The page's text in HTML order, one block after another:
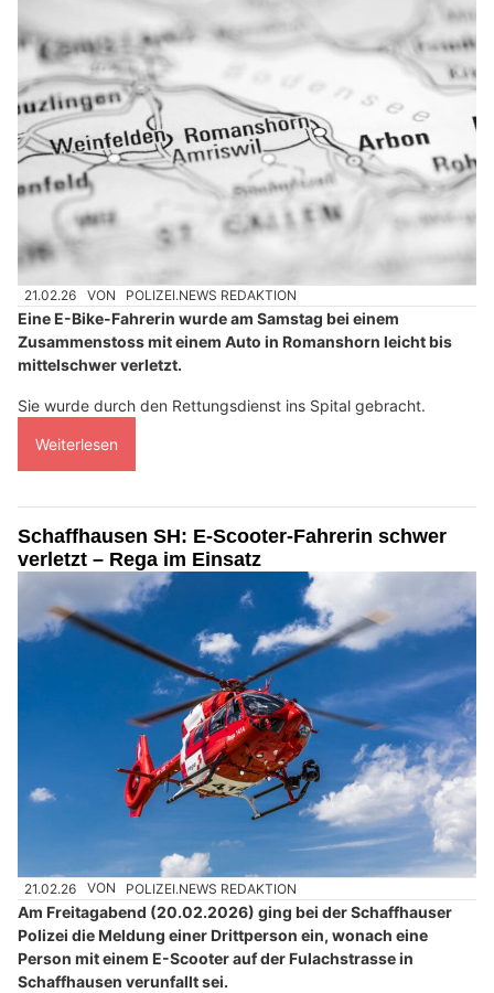
21.02.26 VON POLIZEI.NEWS REDAKTION
Eine E-Bike-Fahrerin wurde am Samstag bei einem
Zusammenstoss mit einem Auto in Romanshorn leicht bis
mittelschwer verletzt.
Sie wurde durch den Rettungsdienst ins Spital gebracht.
Weiterlesen
Schaffhausen SH: E-Scooter-Fahrerin schwer
verletzt – Rega im Einsatz
21.02.26 VON POLIZEI.NEWS REDAKTION
Am Freitagabend (20.02.2026) ging bei der Schaffhauser
Polizei die Meldung einer Drittperson ein, wonach eine
Person mit einem E-Scooter auf der Fulachstrasse in
Schaffhausen verunfallt sei.